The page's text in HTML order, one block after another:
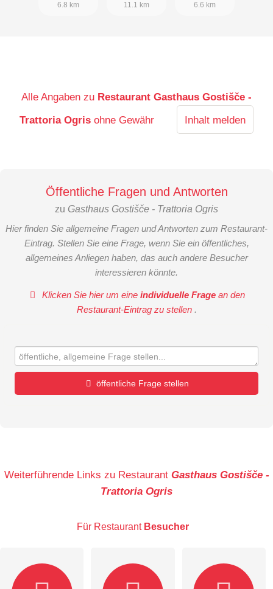
6.8 km
11.1 km
6.6 km
Alle Angaben zu Restaurant Gasthaus Gostišče -
Trattoria Ogris ohne Gewähr Inhalt melden
Öffentliche Fragen und Antworten
zu Gasthaus Gostišče - Trattoria Ogris
Hier finden Sie allgemeine Fragen und Antworten zum Restaurant-
Eintrag. Stellen Sie eine Frage, wenn Sie ein öffentliches,
allgemeines Anliegen haben, das auch andere Besucher
interessieren könnte.
Klicken Sie hier um eineindividuelle Frage an den
Restaurant-Eintrag zu stellen .
öffentliche Frage stellen
Weiterführende Links zu Restaurant Gasthaus Gostišče -
Trattoria Ogris
Für Restaurant Besucher